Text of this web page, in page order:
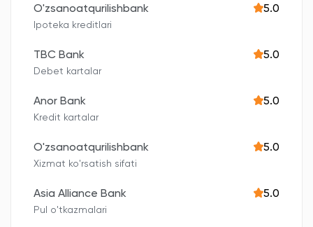
O'zsanoatqurilishbank 5.0
Ipoteka kreditlari
TBC Bank 5.0
Debet kartalar
Anor Bank 5.0
Kredit kartalar
O'zsanoatqurilishbank 5.0
Xizmat ko'rsatish sifati
Asia Alliance Bank 5.0
Pul o'tkazmalari